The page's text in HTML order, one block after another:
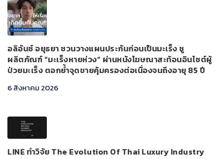
อลิอันซ์ อยุธยา ชวนวางแผนประกันก่อนเป็นมะเร็ง ชู
ผลิตภัณฑ์ “มะเร็งหายห่วง” ผ่านหนังโฆษณาสะท้อนอินไซต์ผู้
ป่วยมะเร็ง ตอกย้ำจุดขายคุ้มครองต่อเนื่องจนถึงอายุ 85 ปี
6 สิงหาคม 2026
LINE ทำวิจัย The Evolution Of Thai Luxury Industry